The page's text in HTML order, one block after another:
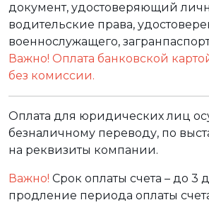
документ, удостоверяющий
водительские права,
военнослужащего,
Важно! Оплата банковской
без комиссии.
Оплата для юридических лиц
безналичному переводу, по
на реквизиты компании.
Важно! Срок оплаты счета – до 3
продление периода оплаты